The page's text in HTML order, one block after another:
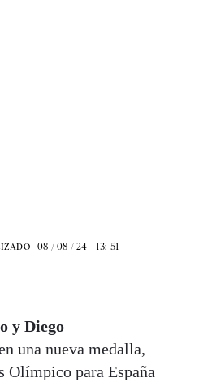
08 / 08 / 24 - 13: 51
y Diego
una nueva medalla,
Olímpico para España